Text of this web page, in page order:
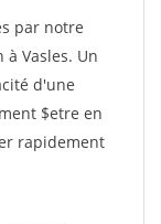
par notre
Vasles. Un
d'une
$etre en
rapidement